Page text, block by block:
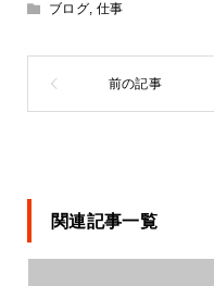
ブログ, 仕事
関連記事一覧